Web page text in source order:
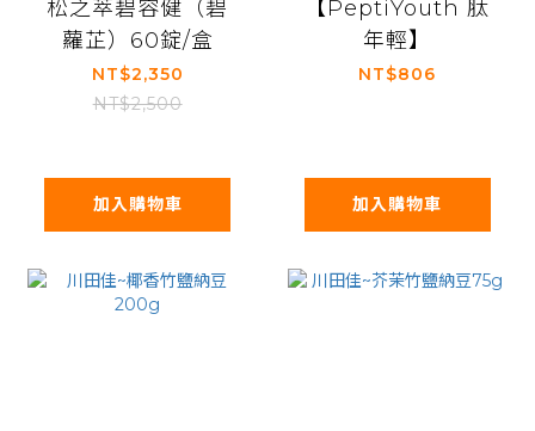
松之萃碧容健（碧
蘿芷）60錠/盒
NT$2,350
NT$2,500
加入購物車
【PeptiYouth 肽
年輕】
NT$806
加入購物車